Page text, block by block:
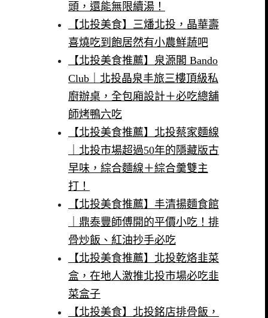
頭，還能無限續湯！
【北投美食】三燔北投，晶華壽
喜燒吃到飽居然有小農鮮蔬吧
【北投美食推薦】泉源閣 Bando
Club｜北投晶泉丰旅三樓頂級私
廚辦桌，全包廂設計＋必吃總舖
師烤鴨六吃
【北投美食推薦】北投蔡家麵線
｜北投市場超過50年的隱藏版古
早味，綜合麵線＋綜合羹雙主
打！
【北投美食推薦】丰清揚麵食館
｜鼎泰豐師傅開的平價小吃！排
骨炒飯、紅油抄手必吃
【北投美食推薦】北投乾烙韭菜
盒，在地人激推北投市場必吃韭
菜盒子
【北投美食】北投銘店排骨飯，